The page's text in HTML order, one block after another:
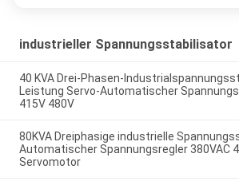
industrieller Spannungsstabilisator
40 KVA Drei-Phasen-
Leistung Servo-Automatischer
415V 480V
80KVA Dreiphasige industrielle
Automatischer Spannungsregler 380VAC
Servomotor